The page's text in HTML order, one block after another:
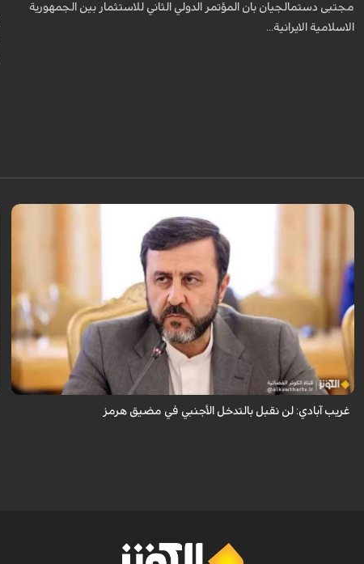
مجتبى دستمالجيان بان المؤتمر الدولي الثاني للاستثمار بين الجمهورية
الاسلامية الايرانية...
قال نائب وزير الخارجية الإيراني كاظم غريب آبادي، إن إيران لن تقبل بالتدخل
الأجنبي في مضيق هرمز.
غريب آبادي: لن نقبل بالتدخل الأجنبي في مضيق هرمز